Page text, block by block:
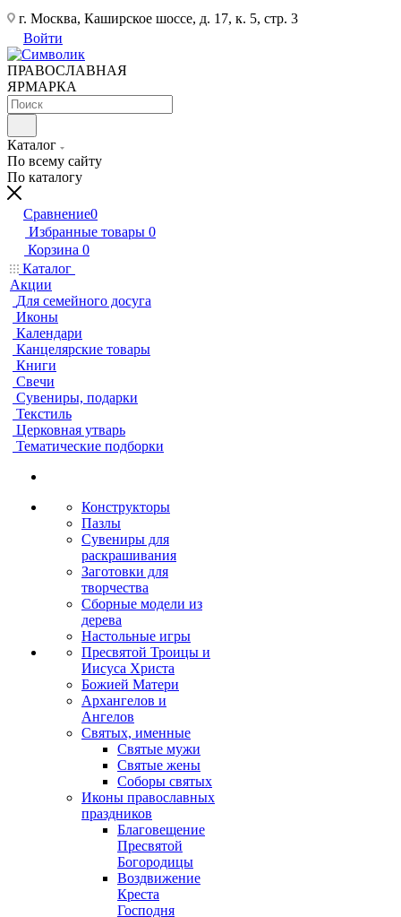
г. Москва, Каширское шоссе, д. 17, к. 5, стр. 3
Войти
ПРАВОСЛАВНАЯ
ЯРМАРКА
Каталог
По всему сайту
По каталогу
Сравнение0
Избранные товары 0
Корзина 0
Каталог
Акции
Для семейного досуга
Иконы
Календари
Канцелярские товары
Книги
Свечи
Сувениры, подарки
Текстиль
Церковная утварь
Тематические подборки
Конструкторы
Пазлы
Сувениры для
раскрашивания
Заготовки для
творчества
Сборные модели из
дерева
Настольные игры
Пресвятой Троицы и
Иисуса Христа
Божией Матери
Архангелов и
Ангелов
Святых, именные
Святые мужи
Святые жены
Соборы святых
Иконы православных
праздников
Благовещение
Пресвятой
Богородицы
Воздвижение
Креста
Господня